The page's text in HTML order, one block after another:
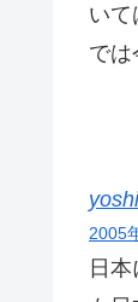
いて
では
yoshi
2005
日